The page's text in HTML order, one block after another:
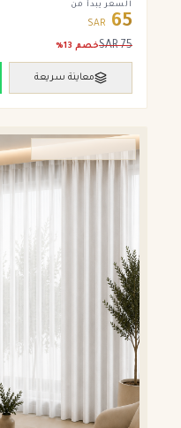
السعر يبدأ من
65
SAR
75
SARخصم 13
%
معاينة سريعة